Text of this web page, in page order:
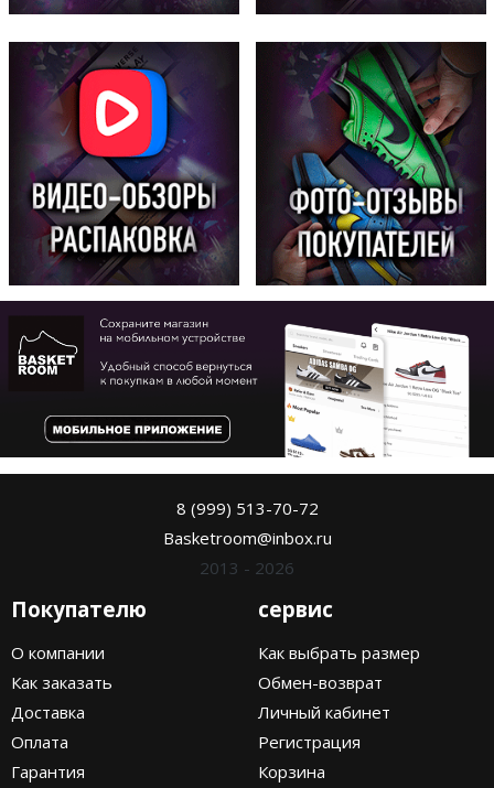
8 (999) 513-70-72
Basketroom@inbox.ru
2013 - 2026
Покупателю
О компании
Как заказать
Доставка
Оплата
Гарантия
сервис
Как выбрать размер
Обмен-возврат
Личный кабинет
Регистрация
Корзина